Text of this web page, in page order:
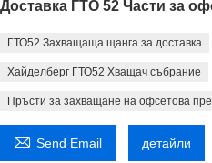
Доставка ГТО 52 Части за
ГТО52 Захващаща щанга за доставка
Хайделберг ГТО52 Хващач събрание
Пръсти за захващане на офсетова
 Send Email детайли